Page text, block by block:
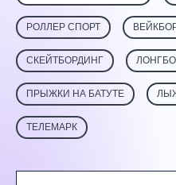
РОЛЛЕР СПОРТ
СКЕЙТБОРДИНГ
ПРЫЖКИ НА БАТУТЕ
ТЕЛЕМАРК